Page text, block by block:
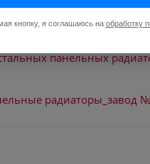
панельных
радиаторы_завод
кнопку, я соглашаюсь на обработку